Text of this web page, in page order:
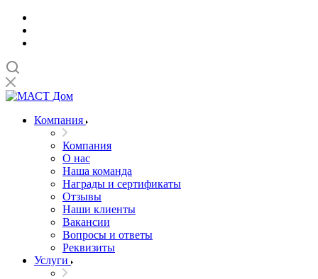
Компания
Компания
О нас
Наша команда
Награды и сертификаты
Отзывы
Наши клиенты
Вакансии
Вопросы и ответы
Реквизиты
Услуги